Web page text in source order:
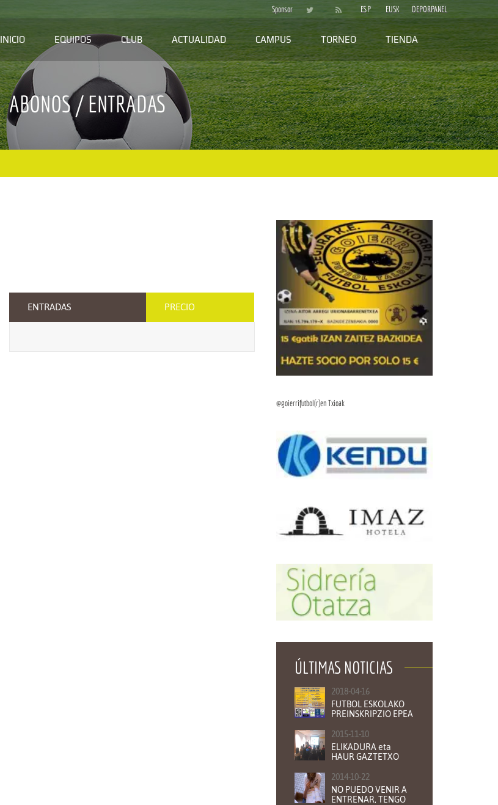
Sponsor ESP EUSK DEPORPANEL
INICIO EQUIPOS CLUB ACTUALIDAD CAMPUS TORNEO TIENDA
ABONOS / ENTRADAS
ENTRADAS PRECIO
@goierrifutbol(r)en Txioak
ÚLTIMAS NOTICIAS
2018-04-16
FUTBOL ESKOLAKO
PREINSKRIPZIO EPEA
2015-11-10
ELIKADURA eta
HAUR GAZTETXO
2014-10-22
NO PUEDO VENIR A
ENTRENAR, TENGO